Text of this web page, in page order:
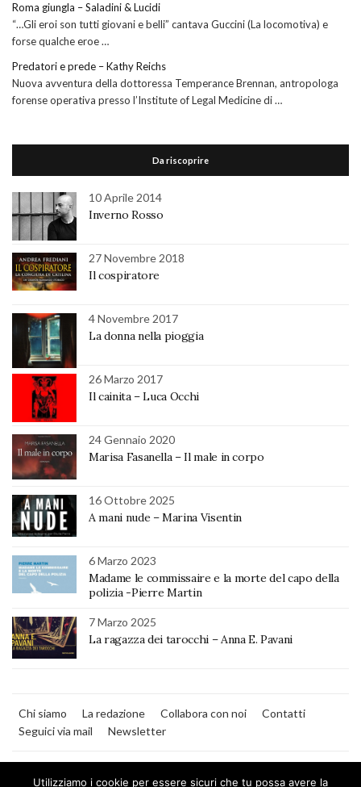
Roma giungla – Saladini & Lucidi
“…Gli eroi son tutti giovani e belli” cantava Guccini (La locomotiva) e
forse qualche eroe …
Predatori e prede – Kathy Reichs
Nuova avventura della dottoressa Temperance Brennan, antropologa
forense operativa presso l’Institute of Legal Medicine di …
Da riscoprire
10 Aprile 2014
Inverno Rosso
27 Novembre 2018
Il cospiratore
4 Novembre 2017
La donna nella pioggia
26 Marzo 2017
Il cainita – Luca Occhi
24 Gennaio 2020
Marisa Fasanella – Il male in corpo
16 Ottobre 2025
A mani nude – Marina Visentin
6 Marzo 2023
Madame le commissaire e la morte del capo della
polizia -Pierre Martin
7 Marzo 2025
La ragazza dei tarocchi – Anna E. Pavani
Chi siamo La redazione Collabora con noi
Contatti
Seguici via mail
Newsletter
Utilizziamo i cookie per essere sicuri che tu possa avere la